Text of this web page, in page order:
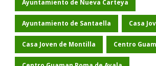
Ayuntamiento de Nueva Carteya
Ayuntamiento de Santaella Casa
Casa Joven de Montilla Centro